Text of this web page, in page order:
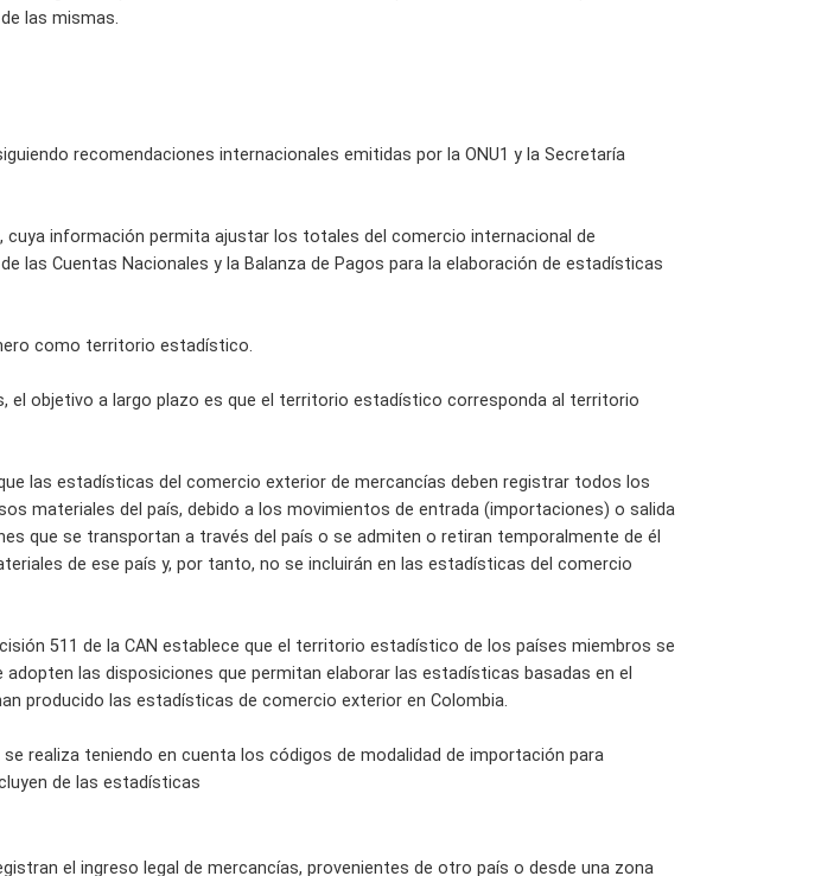
las mismas.
recomendaciones internacionales emitidas por la ONU1 y la Secretaría
información permita ajustar los totales del comercio internacional de
las Cuentas Nacionales y la Balanza de Pagos para la elaboración de estadísticas
como territorio estadístico.
el objetivo a largo plazo es que el territorio estadístico corresponda al territorio
las estadísticas del comercio exterior de mercancías deben registrar todos los
materiales del país, debido a los movimientos de entrada (importaciones) o salida
que se transportan a través del país o se admiten o retiran temporalmente de él
de ese país y, por tanto, no se incluirán en las estadísticas del comercio
511 de la CAN establece que el territorio estadístico de los países miembros se
las disposiciones que permitan elaborar las estadísticas basadas en el
producido las estadísticas de comercio exterior en Colombia.
realiza teniendo en cuenta los códigos de modalidad de importación para
de las estadísticas
el ingreso legal de mercancías, provenientes de otro país o desde una zona